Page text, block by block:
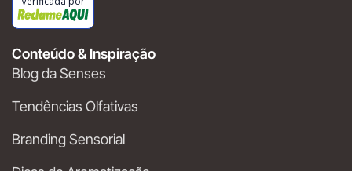
Conteúdo & Inspiração
Blog da Senses
Tendências Olfativas
Branding Sensorial